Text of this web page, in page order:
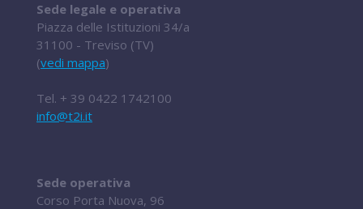
Sede legale e operativa
Piazza delle Istituzioni 34/a
31100 - Treviso (TV)
(vedi mappa)
Tel. + 39 0422 1742100
info@t2i.it
Sede operativa
Corso Porta Nuova, 96